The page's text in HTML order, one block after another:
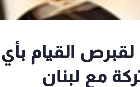
القيام
مع لبنان